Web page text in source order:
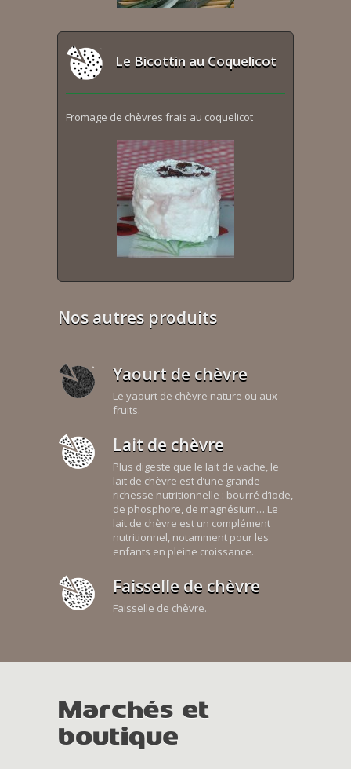
Le Bicottin au Coquelicot
Fromage de chèvres frais au coquelicot
Nos autres produits
Yaourt de chèvre
Le yaourt de chèvre nature ou aux
fruits.
Lait de chèvre
Plus digeste que le lait de vache, le
lait de chèvre est d’une grande
richesse nutritionnelle : bourré d’iode,
de phosphore, de magnésium… Le
lait de chèvre est un complément
nutritionnel, notamment pour les
enfants en pleine croissance.
Faisselle de chèvre
Faisselle de chèvre.
Marchés et
boutique